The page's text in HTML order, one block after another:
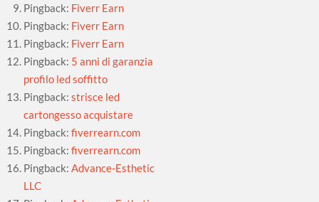
Pingback: Fiverr Earn
Pingback: Fiverr Earn
Pingback: Fiverr Earn
Pingback: 5 anni di garanzia
profilo led soffitto
Pingback:strisce led
cartongesso acquistare
Pingback:fiverrearn.com
Pingback:fiverrearn.com
Pingback:Advance-Esthetic
LLC